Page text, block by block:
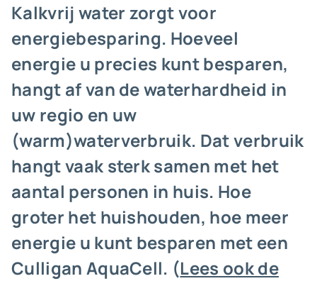
Kalkvrij water zorgt voor
energiebesparing. Hoeveel
energie u precies kunt besparen,
hangt af van de waterhardheid in
uw regio en uw
(warm)waterverbruik. Dat verbruik
hangt vaak sterk samen met het
aantal personen in huis. Hoe
groter het huishouden, hoe meer
energie u kunt besparen met een
Culligan AquaCell. (Lees ook de